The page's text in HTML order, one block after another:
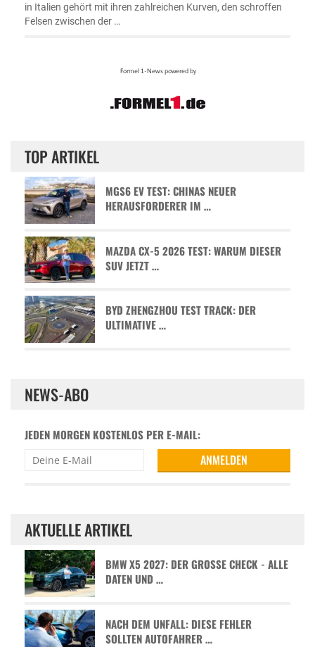
in Italien gehört mit ihren zahlreichen Kurven, den schroffen
Felsen zwischen der …
TOP ARTIKEL
MGS6 EV TEST: CHINAS NEUER
HERAUSFORDERER IM …
MAZDA CX-5 2026 TEST: WARUM DIESER
SUV JETZT …
BYD ZHENGZHOU TEST TRACK: DER
ULTIMATIVE …
NEWS-ABO
JEDEN MORGEN KOSTENLOS PER E-MAIL:
AKTUELLE ARTIKEL
BMW X5 2027: DER GROSSE CHECK - ALLE D
ATEN UND …
NACH DEM UNFALL: DIESE FEHLER
SOLLTEN AUTOFAHRER …